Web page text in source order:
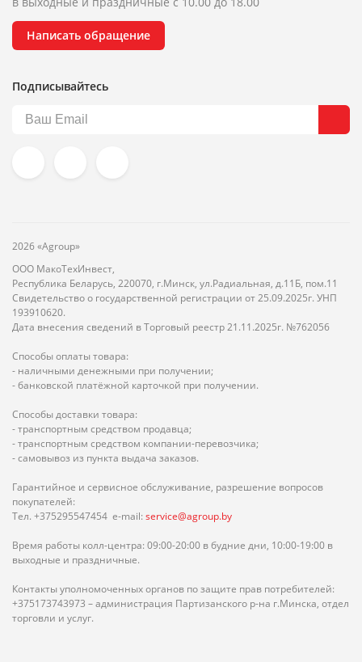
Написать обращение
Подписывайтесь
2026 «Agroup»
ООО МакоТехИнвест,
Республика Беларусь, 220070, г.Минск, ул.Радиальная, д.11Б, пом.11
Свидетельство о государственной регистрации от 25.09.2025г. УНП
193910620.
Дата внесения сведений в Торговый реестр 21.11.2025г. №762056
Способы оплаты товара:
- наличными денежными при получении;
- банковской платёжной карточкой при получении.
Способы доставки товара:
- транспортным средством продавца;
- транспортным средством компании-перевозчика;
- самовывоз из пункта выдача заказов.
Гарантийное и сервисное обслуживание, разрешение вопросов
покупателей:
Тел. +375295547454 e-mail: service@agroup.by
Время работы колл-центра: 09:00-20:00 в будние дни, 10:00-19:00 в
выходные и праздничные.
Контакты уполномоченных органов по защите прав потребителей:
+375173743973 – администрация Партизанского р-на г.Минска, отдел
торговли и услуг.